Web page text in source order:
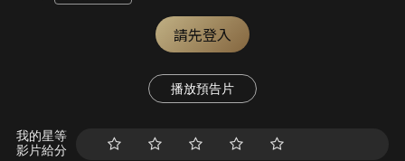
請先登入
播放預告片
我的星等
影片給分